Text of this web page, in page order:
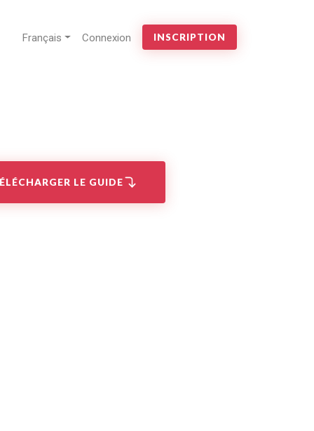
Français Connexion INSCRIPTION
LE GUIDE